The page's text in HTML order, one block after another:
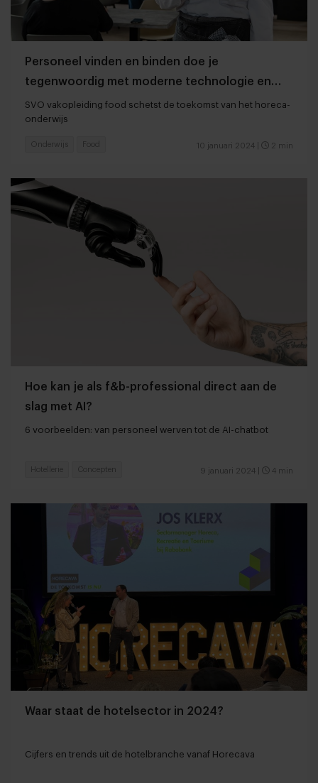
Personeel vinden en binden doe je
tegenwoordig met moderne technologie en
frituurlessen
SVO vakopleiding food schetst de toekomst van het horeca-
onderwijs
10 januari 2024 2 min
Onderwijs Food
Hoe kan je als f&b-professional direct aan de
slag met AI?
6 voorbeelden: van personeel werven tot de AI-chatbot
9 januari 2024 4 min
Hotellerie Concepten
Waar staat de hotelsector in 2024?
Cijfers en trends uit de hotelbranche vanaf Horecava